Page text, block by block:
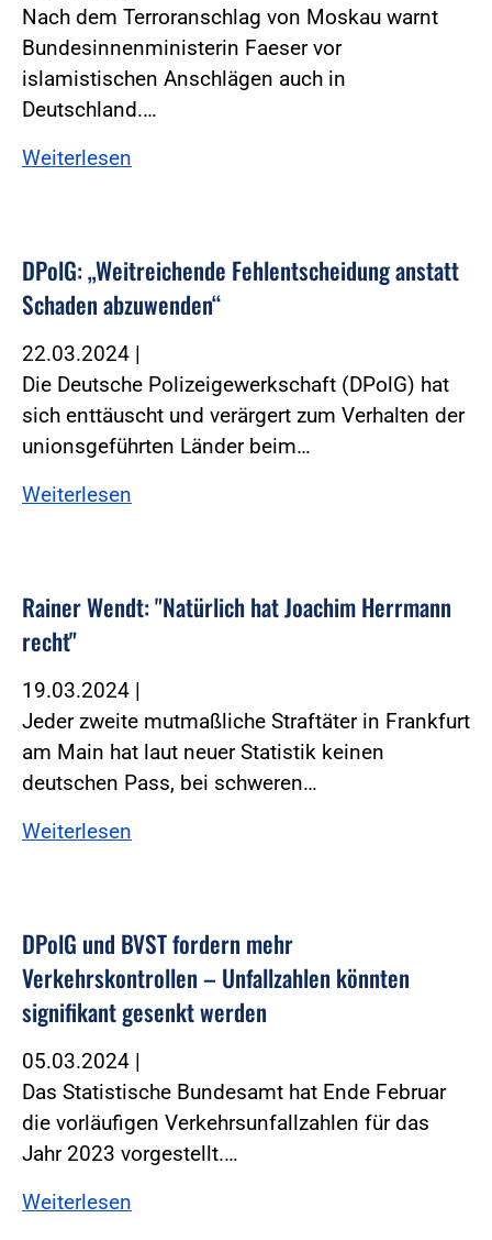
Nach dem Terroranschlag von Moskau warnt
Bundesinnenministerin Faeser vor
islamistischen Anschlägen auch in
Deutschland.…
Weiterlesen
DPolG: „Weitreichende Fehlentscheidung anstatt
Schaden abzuwenden“
22.03.2024 |
Die Deutsche Polizeigewerkschaft (DPolG) hat
sich enttäuscht und verärgert zum Verhalten der
unionsgeführten Länder beim…
Weiterlesen
Rainer Wendt: "Natürlich hat Joachim Herrmann
recht"
19.03.2024 |
Jeder zweite mutmaßliche Straftäter in Frankfurt
am Main hat laut neuer Statistik keinen
deutschen Pass, bei schweren…
Weiterlesen
DPolG und BVST fordern mehr
Verkehrskontrollen – Unfallzahlen könnten
signifikant gesenkt werden
05.03.2024 |
Das Statistische Bundesamt hat Ende Februar
die vorläufigen Verkehrsunfallzahlen für das
Jahr 2023 vorgestellt.…
Weiterlesen